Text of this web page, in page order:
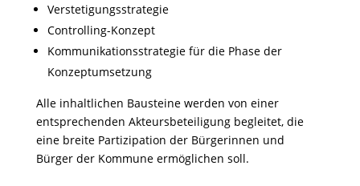
Verstetigungsstrategie
Controlling-Konzept
Kommunikationsstrategie für die Phase der
Konzeptumsetzung
Alle inhaltlichen Bausteine werden von einer
entsprechenden Akteursbeteiligung begleitet, die
eine breite Partizipation der Bürgerinnen und
Bürger der Kommune ermöglichen soll.